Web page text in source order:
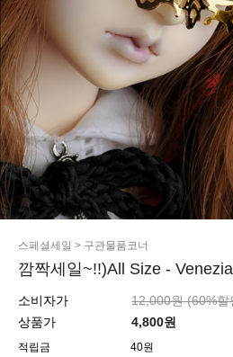
스페셜세일 > 구관물품코너
깜짝세일~!!)All Size -
소비자가 12,000원 (60%할
상품가
4,800원
적립금 40원